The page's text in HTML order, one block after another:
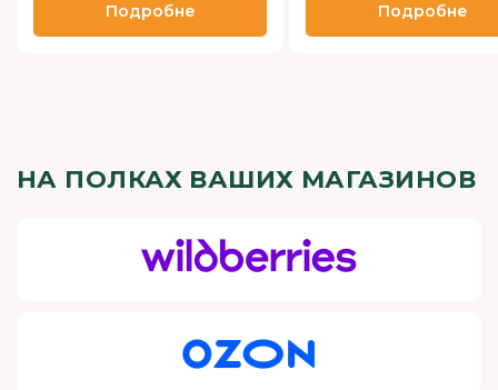
Подробне Подробне
НА ПОЛКАХ ВАШИХ МАГАЗИНОВ